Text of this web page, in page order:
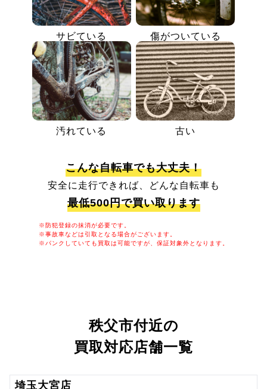
サビている 傷がついている
汚れている 古い
こんな自転車でも大丈夫！
安全に走行できれば、どんな自転車も
最低500円で買い取ります
※防犯登録の抹消が必要です。
※事故車などは引取となる場合がございます。
※パンクしていても買取は可能ですが、保証対象外となります。
秩父市付近の
買取対応店舗一覧
埼玉大宮店